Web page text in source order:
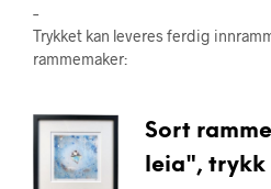
–
Trykket kan leveres ferdig
rammemaker:
Sort
leia", trykk